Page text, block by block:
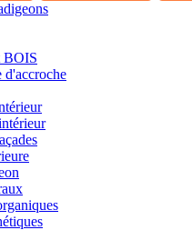
BOIS
d'accroche